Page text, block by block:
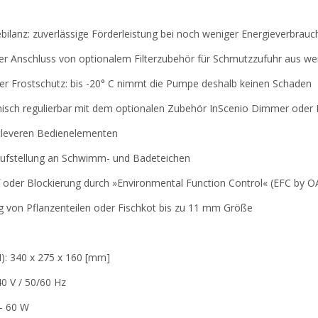
zuverlässige Förderleistung bei noch weniger
Anschluss von optionalem Filterzubehör für Schmutzzufuhr aus
Frostschutz: bis -20° C nimmt die Pumpe deshalb keinen Schaden
regulierbar mit dem optionalen Zubehör InScenio Dimmer oder
Bedienelementen
an Schwimm- und Badeteichen
Blockierung durch »Environmental Function Control« (EFC by
von Pflanzenteilen oder Fischkot bis zu 11 mm Größe
340 x 275 x 160 [mm]
V / 50/60 Hz
60 W